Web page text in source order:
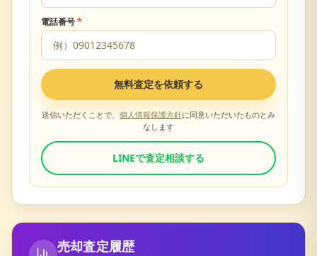
電話番号*
無料査定を依頼する
送信いただくことで、 個人情報保護方針に同意いただいたものとみ
なします
LINEで査定相談する
売却査定履歴